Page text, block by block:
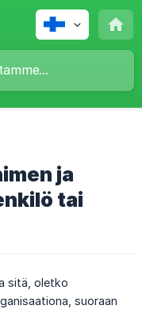
ja
tai
sitä, oletko
suoraan